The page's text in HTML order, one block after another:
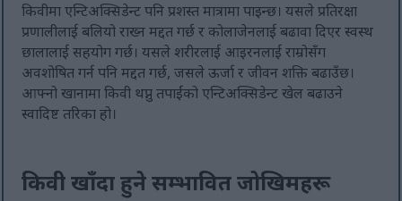
किवीमा एन्टिअक्सिडेन्ट पनि प्रशस्त मात्रामा पाइन्छ। यसले प्रतिरक्षा
प्रणालीलाई बलियो राख्न मद्दत गर्छ र कोलाजेनलाई बढावा दिएर स्वस्थ
छालालाई सहयोग गर्छ। यसले शरीरलाई आइरनलाई राम्रोसँग
अवशोषित गर्न पनि मद्दत गर्छ, जसले ऊर्जा र जीवन शक्ति बढाउँछ।
आफ्नो खानामा किवी थप्नु तपाईंको एन्टिअक्सिडेन्ट खेल बढाउने
स्वादिष्ट तरिका हो।
किवी खाँदा हुने सम्भावित जोखिमहरू